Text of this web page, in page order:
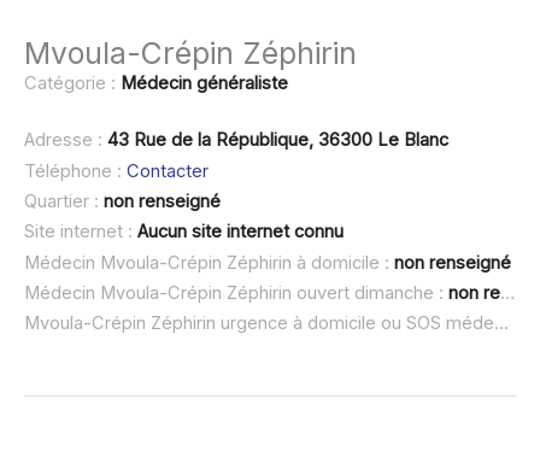
Mvoula-Crépin Zéphirin
Catégorie : Médecin généraliste
Adresse : 43 Rue de la République, 36300 Le Blanc
Téléphone : Contacter
Quartier : non renseigné
Site internet : Aucun site internet connu
Médecin Mvoula-Crépin Zéphirin à domicile : non renseigné
Médecin Mvoula-Crépin Zéphirin ouvert dimanche : non renseigné
Mvoula-Crépin Zéphirin urgence à domicile ou SOS médecin :